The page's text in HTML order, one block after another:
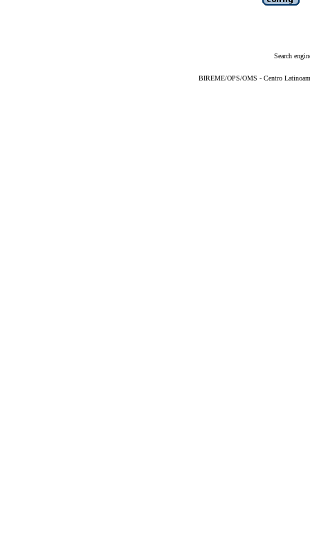
Search
BIREME/OPS/OMS - Centro